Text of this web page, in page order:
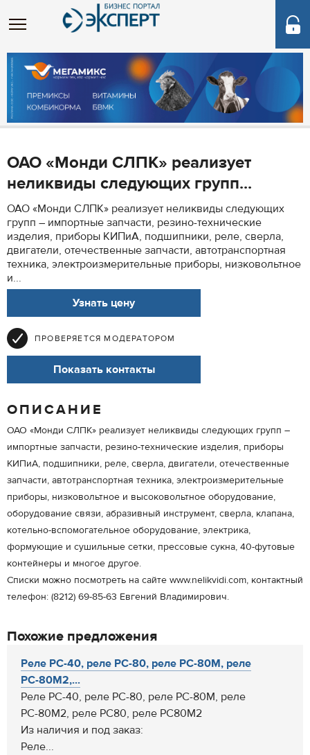
ОАО «Монди СЛПК» реализует
неликвиды следующих групп...
ОАО «Монди СЛПК» реализует неликвиды следующих
групп – импортные запчасти, резино-технические
изделия, приборы КИПиА, подшипники, реле, сверла,
двигатели, отечественные запчасти, автотранспортная
техника, электроизмерительные приборы, низковольтное
и...
Узнать цену
ПРОВЕРЯЕТСЯ МОДЕРАТОРОМ
Показать контакты
ОПИСАНИЕ
ОАО «Монди СЛПК» реализует неликвиды следующих групп –
импортные запчасти, резино-технические изделия, приборы
КИПиА, подшипники, реле, сверла, двигатели, отечественные
запчасти, автотранспортная техника, электроизмерительные
приборы, низковольтное и высоковольтное оборудование,
оборудование связи, абразивный инструмент, сверла, клапана,
котельно-вспомогательное оборудование, электрика,
формующие и сушильные сетки, прессовые сукна, 40-футовые
контейнеры и многое другое.
Списки можно посмотреть на сайте www.nelikvidi.com, контактный
телефон: (8212) 69-85-63 Евгений Владимирович.
Похожие предложения
Реле РС-40, реле РС-80, реле РС-80М, реле
РС-80М2,...
Реле РС-40, реле РС-80, реле РС-80М, реле
РС-80М2, реле РС80, реле РС80М2
Из наличия и под заказ:
Реле...